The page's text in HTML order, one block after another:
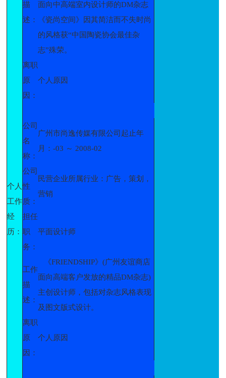
个人
工作
经
历：
描
述：
面向中高端室内设计师的DM杂志
《瓷尚空间》因其简洁而不失时尚
的风格获“中国陶瓷协会最佳杂
志”殊荣。
离职
原
因：
个人原因
公司
名
称：
广州市尚逸传媒有限公司起止年
月：-03 ～ 2008-02
公司
性
质：
民营企业所属行业：广告，策划，
营销
担任
职
务：
平面设计师
工作
描
述：
《FRIENDSHIP》(广州友谊商店
面向高端客户发放的精品DM杂志)
主创设计师，包括对杂志风格表现
及图文版式设计。
离职
原
因：
个人原因